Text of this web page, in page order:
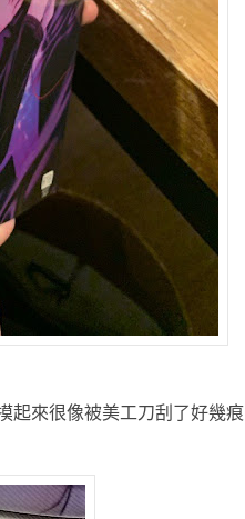
起來很像被美工刀刮了好幾痕